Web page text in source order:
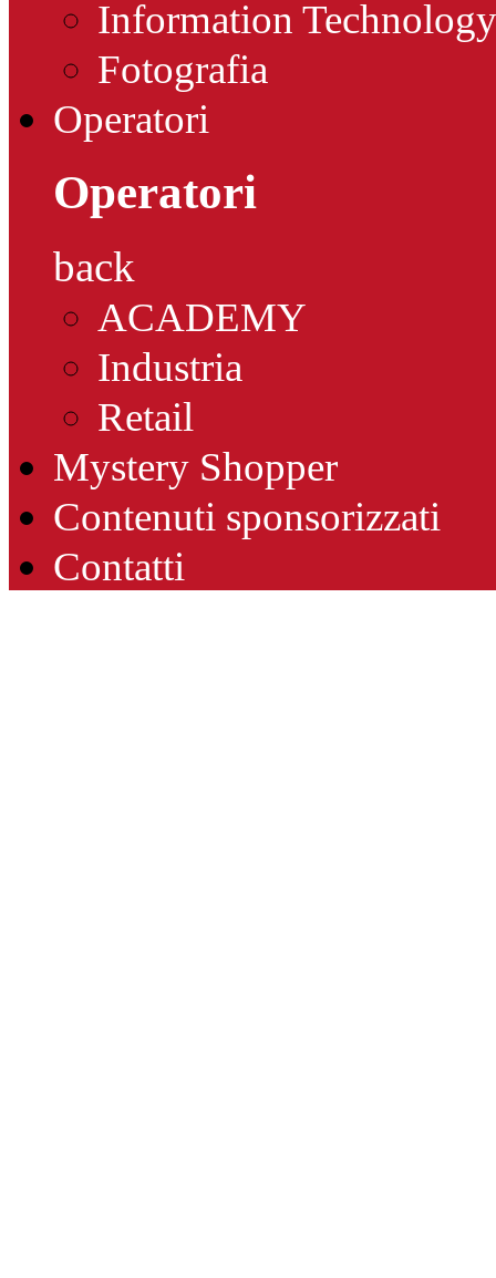
Information Technology
Fotografia
Operatori
Operatori
back
ACADEMY
Industria
Retail
Mystery Shopper
Contenuti sponsorizzati
Contatti